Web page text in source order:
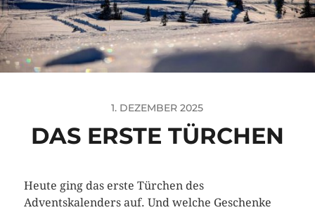
1. DEZEMBER 2025
DAS ERSTE TÜRCHEN
Heute ging das erste Türchen des
Adventskalenders auf. Und welche Geschenke